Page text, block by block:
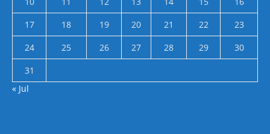
17
18 19 20 21 22
23
24
25 26 27 28 29
30
31
« Jul